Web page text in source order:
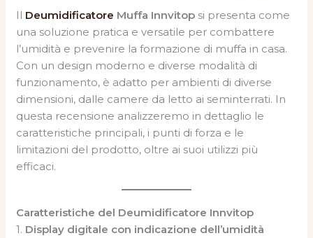
Il Deumidificatore Muffa Innvitop si presenta come
una soluzione pratica e versatile per combattere
l’umidità e prevenire la formazione di muffa in casa.
Con un design moderno e diverse modalità di
funzionamento, è adatto per ambienti di diverse
dimensioni, dalle camere da letto ai seminterrati. In
questa recensione analizzeremo in dettaglio le
caratteristiche principali, i punti di forza e le
limitazioni del prodotto, oltre ai suoi utilizzi più
efficaci.
Caratteristiche del Deumidificatore Innvitop
1. Display digitale con indicazione dell’umidità